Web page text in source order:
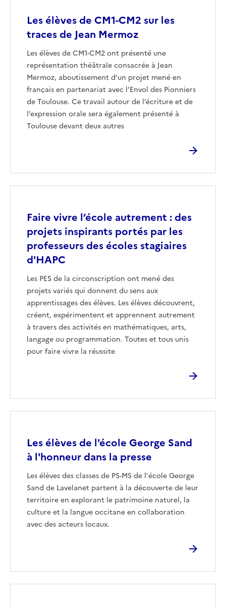
Les élèves de CM1-CM2 sur les
traces de Jean Mermoz
Les élèves de CM1-CM2 ont présenté une
représentation théâtrale consacrée à Jean
Mermoz, aboutissement d’un projet mené en
français en partenariat avec l’Envol des Pionniers
de Toulouse. Ce travail autour de l’écriture et de
l’expression orale sera également présenté à
Toulouse devant deux autres
Faire vivre l’école autrement : des
projets inspirants portés par les
professeurs des écoles stagiaires
d'HAPC
Les PES de la circonscription ont mené des
projets variés qui donnent du sens aux
apprentissages des élèves. Les élèves découvrent,
créent, expérimentent et apprennent autrement
à travers des activités en mathématiques, arts,
langage ou programmation. Toutes et tous unis
pour faire vivre la réussite
Les élèves de l'école George Sand
à l'honneur dans la presse
Les élèves des classes de PS-MS de l'école George
Sand de Lavelanet partent à la découverte de leur
territoire en explorant le patrimoine naturel, la
culture et la langue occitane en collaboration
avec des acteurs locaux.